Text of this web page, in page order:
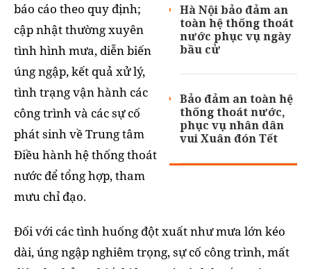
Hà Nội bảo đảm an
toàn hệ thống thoát
nước phục vụ ngày
bầu cử
Bảo đảm an toàn hệ
thống thoát nước,
phục vụ nhân dân
vui Xuân đón Tết
báo cáo theo quy định;
cập nhật thường xuyên
tình hình mưa, diễn biến
úng ngập, kết quả xử lý,
tình trạng vận hành các
công trình và các sự cố
phát sinh về Trung tâm
Điều hành hệ thống thoát
nước để tổng hợp, tham
mưu chỉ đạo.
Đối với các tình huống đột xuất như mưa lớn kéo
dài, úng ngập nghiêm trọng, sự cố công trình, mất